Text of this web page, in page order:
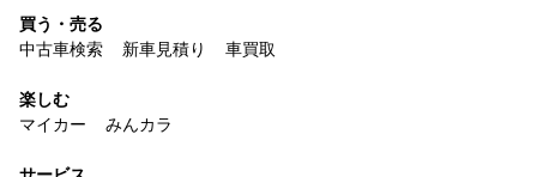
買う・売る
中古車検索
新車見積り 車買取
楽しむ
マイカー
みんカラ